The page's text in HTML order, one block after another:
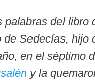
palabras del
de Sedecías, hijo
en el séptimo
y la